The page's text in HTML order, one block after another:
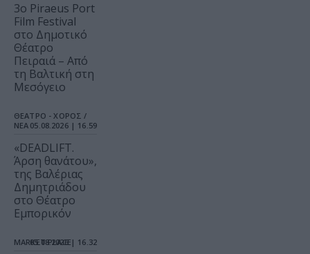
3o Piraeus Port
Film Festival
στο Δημοτικό
Θέατρο
Πειραιά – Από
τη Βαλτική στη
Μεσόγειο
ΘΕΑΤΡΟ - ΧΟΡΟΣ /
ΝΕΑ 05.08.2026 | 16.59
«DEADLIFT.
Άρση θανάτου»,
της Βαλέριας
Δημητριάδου
στο Θέατρο
Εμπορικόν
MARKET PLACE
05.08.2026 | 16.32